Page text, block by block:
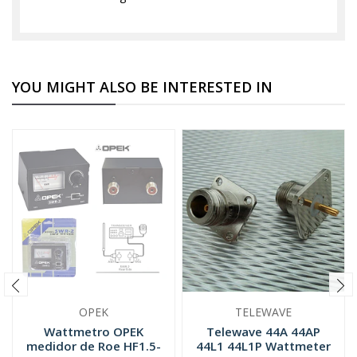
YOU MIGHT ALSO BE INTERESTED IN
OPEK
Wattmetro OPEK
medidor de Roe HF1.5-
TELEWAVE
Telewave 44A 44AP
44L1 44L1P Wattmeter